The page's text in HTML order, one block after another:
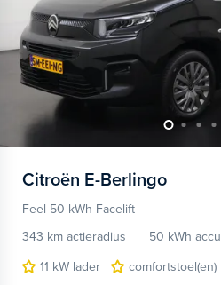
Citroën E-Berlingo
Feel 50 kWh Facelift
343 km actieradius
50 kWh accu
11 kW lader
comfortstoel(en)